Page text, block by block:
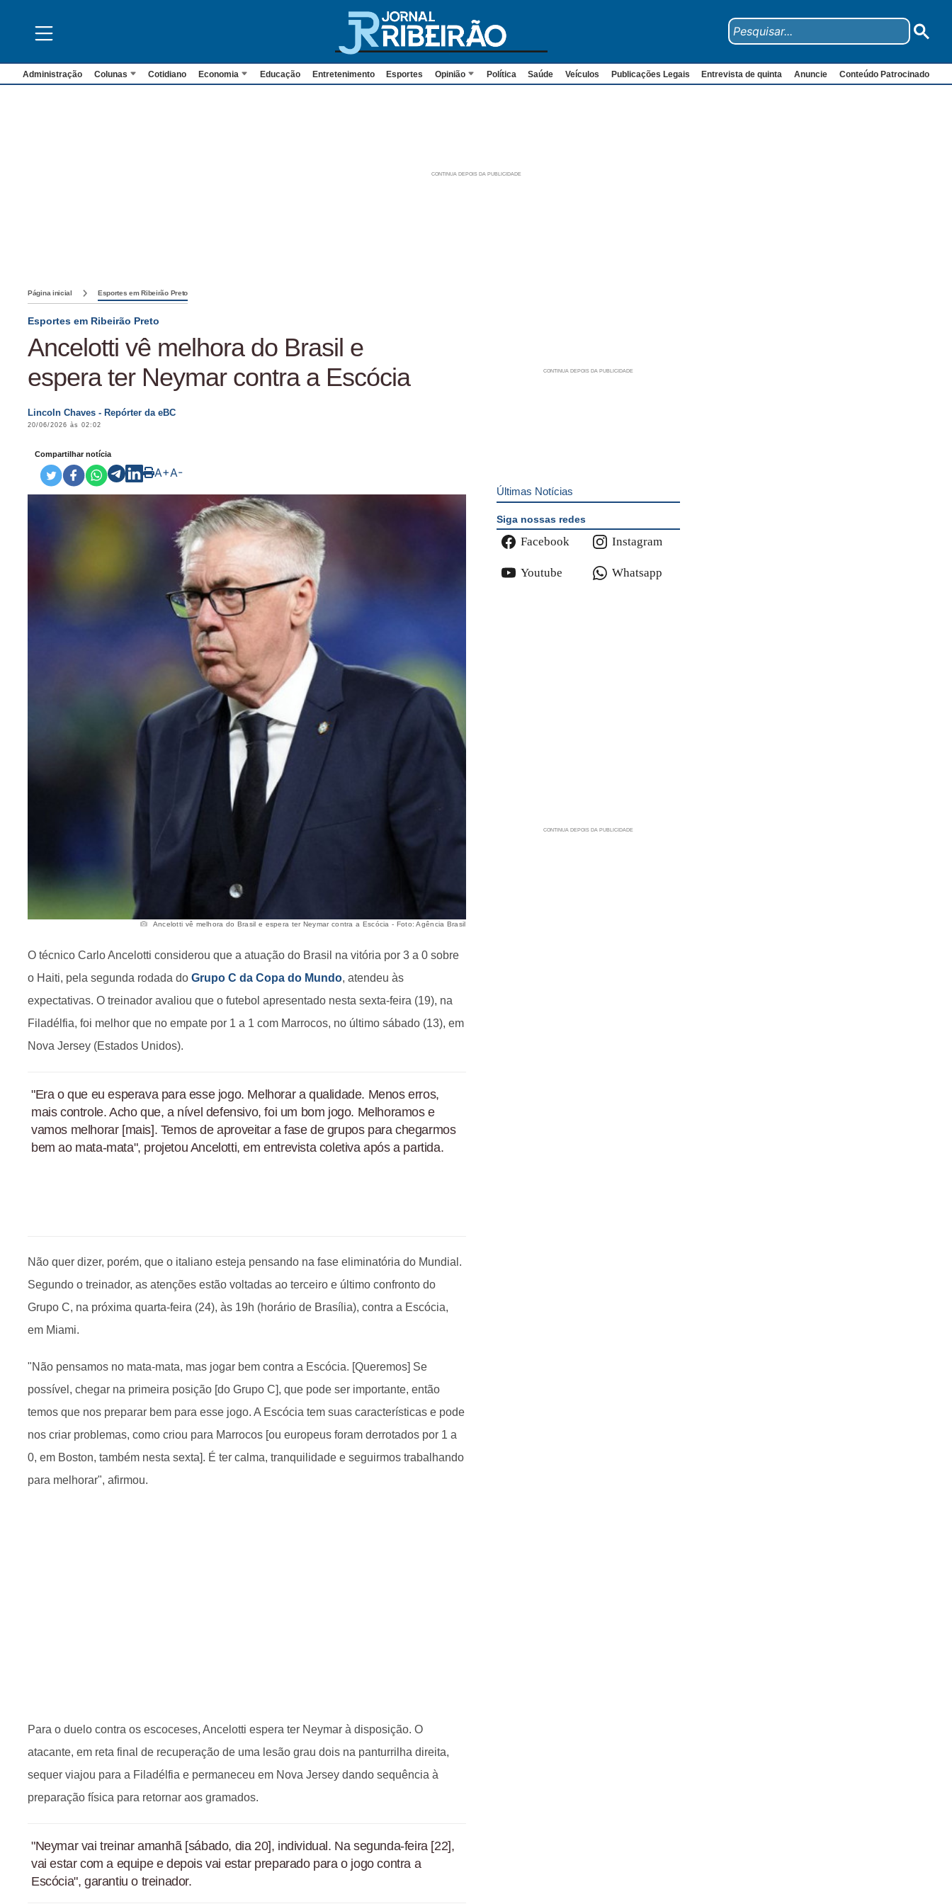
Administração Colunas Cotidiano Economia Educação Entretenimento Esportes Opinião Política Saúde Veículos Publicações Legais Entrevista de quinta Anuncie Conteúdo Patrocinado
Página inicial Esportes em Ribeirão Preto
Esportes em Ribeirão Preto
Ancelotti vê melhora do Brasil e
espera ter Neymar contra a Escócia
Lincoln Chaves - Repórter da eBC
20/06/2026 às 02:02
Compartilhar notícia
A+A-
Ancelotti vê melhora do Brasil e espera ter Neymar contra a Escócia - Foto: Agência Brasil
O técnico Carlo Ancelotti considerou que a atuação do Brasil na vitória por 3 a 0 sobre
o Haiti, pela segunda rodada do Grupo C da Copa do Mundo, atendeu às
expectativas. O treinador avaliou que o futebol apresentado nesta sexta-feira (19), na
Filadélfia, foi melhor que no empate por 1 a 1 com Marrocos, no último sábado (13), em
Nova Jersey (Estados Unidos).
"Era o que eu esperava para esse jogo. Melhorar a qualidade. Menos erros,
mais controle. Acho que, a nível defensivo, foi um bom jogo. Melhoramos e
vamos melhorar [mais]. Temos de aproveitar a fase de grupos para chegarmos
bem ao mata-mata", projetou Ancelotti, em entrevista coletiva após a partida.
Não quer dizer, porém, que o italiano esteja pensando na fase eliminatória do Mundial.
Segundo o treinador, as atenções estão voltadas ao terceiro e último confronto do
Grupo C, na próxima quarta-feira (24), às 19h (horário de Brasília), contra a Escócia,
em Miami.
"Não pensamos no mata-mata, mas jogar bem contra a Escócia. [Queremos] Se
possível, chegar na primeira posição [do Grupo C], que pode ser importante, então
temos que nos preparar bem para esse jogo. A Escócia tem suas características e pode
nos criar problemas, como criou para Marrocos [ou europeus foram derrotados por 1 a
0, em Boston, também nesta sexta]. É ter calma, tranquilidade e seguirmos trabalhando
para melhorar", afirmou.
Para o duelo contra os escoceses, Ancelotti espera ter Neymar à disposição. O
atacante, em reta final de recuperação de uma lesão grau dois na panturrilha direita,
sequer viajou para a Filadélfia e permaneceu em Nova Jersey dando sequência à
preparação física para retornar aos gramados.
"Neymar vai treinar amanhã [sábado, dia 20], individual. Na segunda-feira [22],
vai estar com a equipe e depois vai estar preparado para o jogo contra a
Escócia", garantiu o treinador.
Últimas Notícias
Siga nossas redes
Facebook Instagram
Youtube Whatsapp